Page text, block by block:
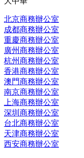
北京商務辦公室
成都商務辦公室
重慶商務辦公室
廣州商務辦公室
杭州商務辦公室
香港商務辦公室
澳門商務辦公室
南京商務辦公室
上海商務辦公室
深圳商務辦公室
台北商務辦公室
天津商務辦公室
西安商務辦公室